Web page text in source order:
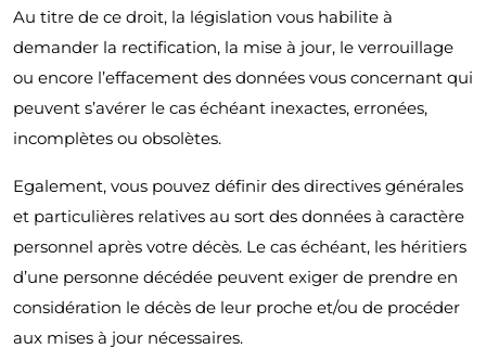
Au titre de ce droit, la législation vous habilite à
demander la rectification, la mise à jour, le verrouillage
ou encore l’effacement des données vous concernant qui
peuvent s’avérer le cas échéant inexactes, erronées,
incomplètes ou obsolètes.
Egalement, vous pouvez définir des directives générales
et particulières relatives au sort des données à caractère
personnel après votre décès. Le cas échéant, les héritiers
d’une personne décédée peuvent exiger de prendre en
considération le décès de leur proche et/ou de procéder
aux mises à jour nécessaires.